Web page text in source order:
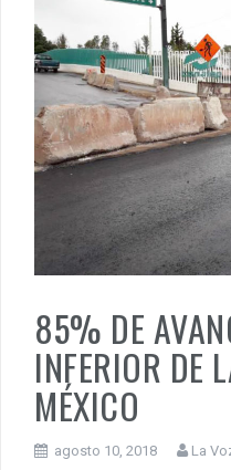
85% DE
INFERIOR DE
MÉXICO
agosto 10, 2018 La